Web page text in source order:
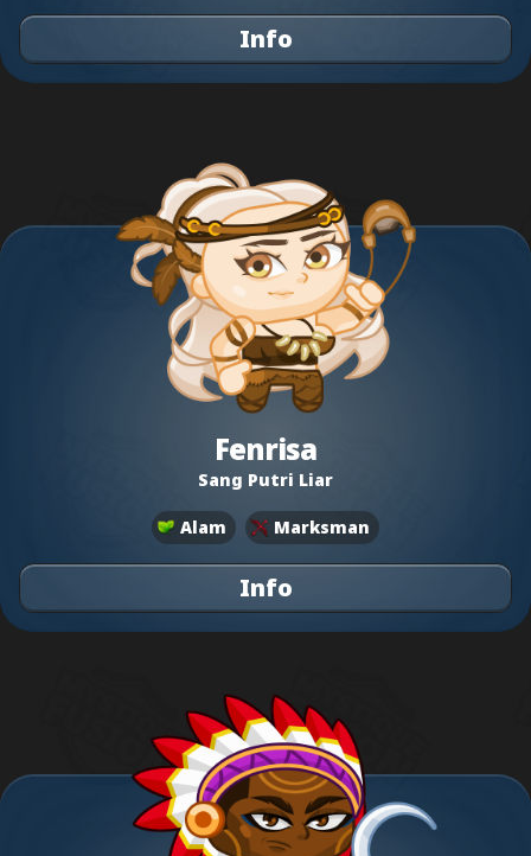
Info
Fenrisa
Sang Putri Liar
Alam Marksman
Info